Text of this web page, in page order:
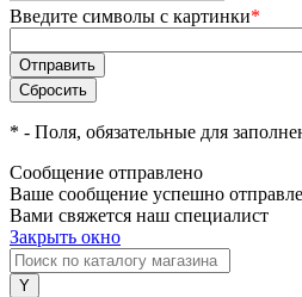
Введите символы с картинки*
* - Поля, обязательные для
Сообщение отправлено
Ваше сообщение успешно
Вами свяжется наш специалист
Закрыть окно